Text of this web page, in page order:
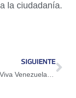
la ciudadanía.
SIGUIENTE